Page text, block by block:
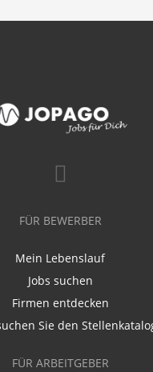
FÜR BEWERBER
Mein Lebenslauf
Jobs suchen
Firmen entdecken
Sie den
FÜR ARBEITGEBER